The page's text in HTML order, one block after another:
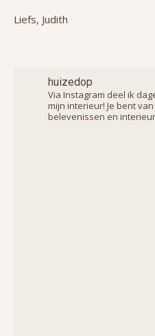
Liefs, Judith
huizedop
Via Instagram deel ik
mijn interieur! Je bent
belevenissen en